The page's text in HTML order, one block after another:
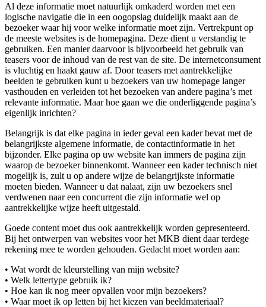
Al deze informatie moet natuurlijk omkaderd worden met een
logische navigatie die in een oogopslag duidelijk maakt aan de
bezoeker waar hij voor welke informatie moet zijn. Vertrekpunt op
de meeste websites is de homepagina. Deze dient u verstandig te
gebruiken. Een manier daarvoor is bijvoorbeeld het gebruik van
teasers voor de inhoud van de rest van de site. De internetconsument
is vluchtig en haakt gauw af. Door teasers met aantrekkelijke
beelden te gebruiken kunt u bezoekers van uw homepage langer
vasthouden en verleiden tot het bezoeken van andere pagina’s met
relevante informatie. Maar hoe gaan we die onderliggende pagina’s
eigenlijk inrichten?
Belangrijk is dat elke pagina in ieder geval een kader bevat met de
belangrijkste algemene informatie, de contactinformatie in het
bijzonder. Elke pagina op uw website kan immers de pagina zijn
waarop de bezoeker binnenkomt. Wanneer een kader technisch niet
mogelijk is, zult u op andere wijze de belangrijkste informatie
moeten bieden. Wanneer u dat nalaat, zijn uw bezoekers snel
verdwenen naar een concurrent die zijn informatie wel op
aantrekkelijke wijze heeft uitgestald.
Goede content moet dus ook aantrekkelijk worden gepresenteerd.
Bij het ontwerpen van websites voor het MKB dient daar terdege
rekening mee te worden gehouden. Gedacht moet worden aan:
• Wat wordt de kleurstelling van mijn website?
• Welk lettertype gebruik ik?
• Hoe kan ik nog meer opvallen voor mijn bezoekers?
• Waar moet ik op letten bij het kiezen van beeldmateriaal?